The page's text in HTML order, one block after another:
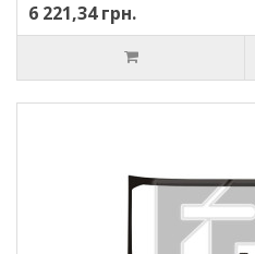
6 221,34 грн.